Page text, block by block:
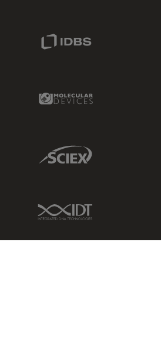
Molecular Devices Link
Sciex Link
IDT Link